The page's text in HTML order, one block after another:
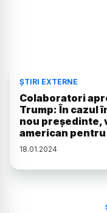
ȘTIRI EXTERNE
Colaboratori
Trump: În cazul
nou președinte,
american
18.01.2024